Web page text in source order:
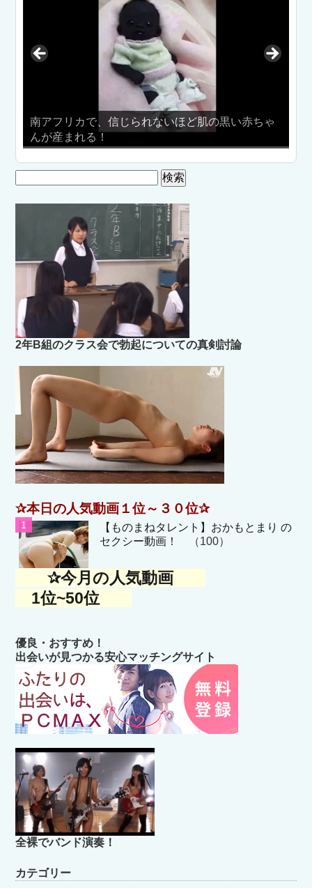
南アフリカで、信じられないほど肌の黒い赤ちゃ
んが産まれる！
2年B組のクラス会で勃起についての真剣討論
✰本日の人気動画１位～３０位✰
【ものまねタレント】おかもとまり の
セクシー動画！
（100）
✰今月の人気動画
1位~50位
優良・おすすめ！
出会いが見つかる安心マッチングサイト
全裸でバンド演奏！
カテゴリー